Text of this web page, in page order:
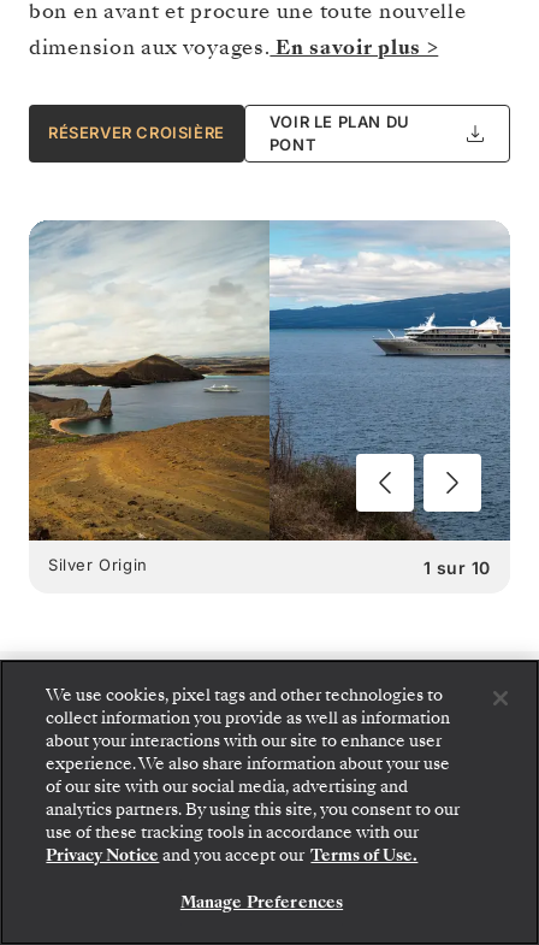
bon en avant et procure une toute nouvelle
dimension aux voyages. En savoir plus >
RÉSERVER CROISIÈRE
VOIR LE PLAN DU
PONT
1 sur 10
Silver Origin
SILVER ORIGIN
GASTRONOMIE À BORD
2 RESTAURANTS
Montez à bord : choisissez votre suite et consultez
les tarifs et les prestations incluses avant de
confirmer votre voyage avec Silversea en toute
sécurité.
RÉSERVEZ VOTRE SUITE
We use cookies, pixel tags and other technologies to
collect information you provide as well as information
about your interactions with our site to enhance user
experience. We also share information about your use
of our site with our social media, advertising and
analytics partners. By using this site, you consent to our
use of these tracking tools in accordance with our
Privacy Notice and you accept our Terms of Use.
Manage Preferences